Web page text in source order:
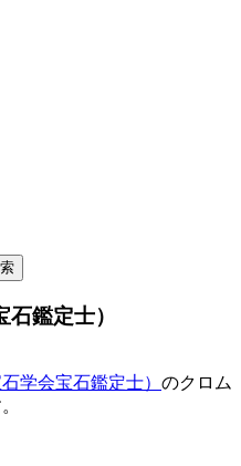
鑑定士）
学会宝石鑑定士） のクロム